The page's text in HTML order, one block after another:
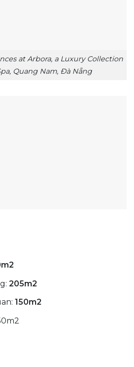
at Arbora, a Luxury Collection
Quang Nam, Đà Nẵng
205m2
150m2